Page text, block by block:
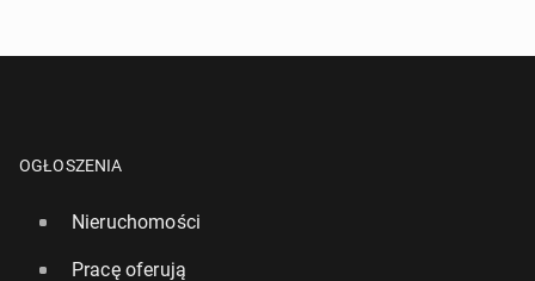
OGŁOSZENIA
Nieruchomości
Pracę oferują